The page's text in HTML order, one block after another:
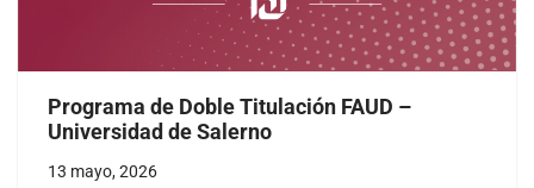
Programa de Doble Titulación FAUD –
Universidad de Salerno
13 mayo, 2026